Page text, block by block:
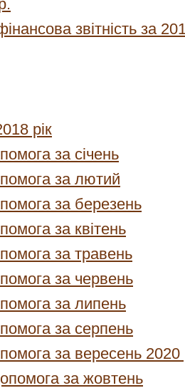
звітність за
рік
за січень
за лютий
за березень
за квітень
за травень
за червень
за липень
за серпень
за вересень 2020
за жовтень